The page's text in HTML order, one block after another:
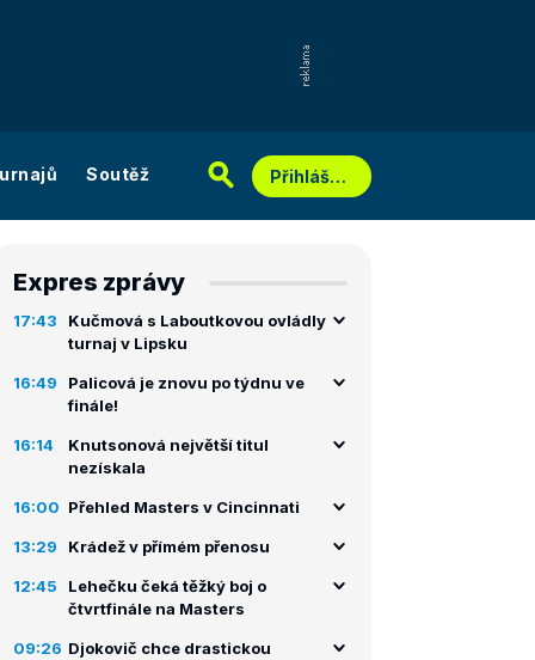
Soutěž Přihlášení
Expres zprávy
17:43
Kučmová s Laboutkovou ovládly
turnaj v Lipsku
16:49
Palicová je znovu po týdnu ve
finále!
16:14
Knutsonová největší titul
nezískala
16:00 Přehled Masters v Cincinnati
13:29 Krádež v přímém přenosu
12:45
Lehečku čeká těžký boj o
čtvrtfinále na Masters
09:26 Djokovič chce drastickou